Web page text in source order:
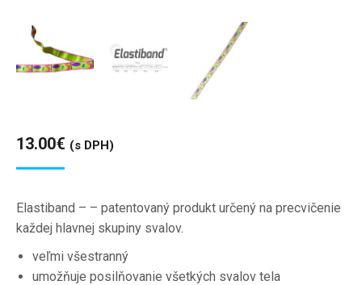
13.00€ (s DPH)
Elastiband – – patentovaný produkt určený na precvičenie
každej hlavnej skupiny svalov.
veľmi všestranný
umožňuje posilňovanie všetkých svalov tela